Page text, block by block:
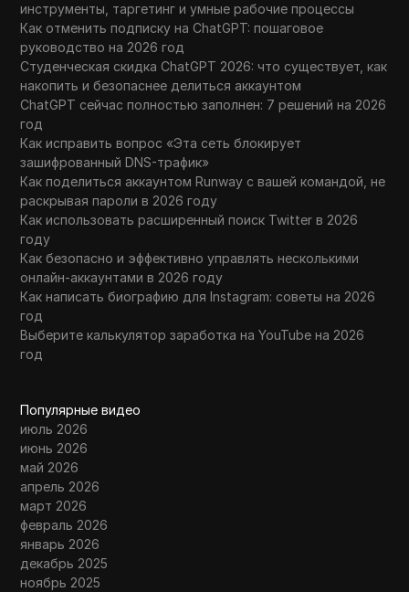
инструменты, таргетинг и умные рабочие процессы
Как отменить подписку на ChatGPT: пошаговое
руководство на 2026 год
Студенческая скидка ChatGPT 2026: что существует, как
накопить и безопаснее делиться аккаунтом
ChatGPT сейчас полностью заполнен: 7 решений на 2026
год
Как исправить вопрос «Эта сеть блокирует
зашифрованный DNS-трафик»
Как поделиться аккаунтом Runway с вашей командой, не
раскрывая пароли в 2026 году
Как использовать расширенный поиск Twitter в 2026
году
Как безопасно и эффективно управлять несколькими
онлайн-аккаунтами в 2026 году
Как написать биографию для Instagram: советы на 2026
год
Выберите калькулятор заработка на YouTube на 2026
год
Популярные видео
июль 2026
июнь 2026
май 2026
апрель 2026
март 2026
февраль 2026
январь 2026
декабрь 2025
ноябрь 2025